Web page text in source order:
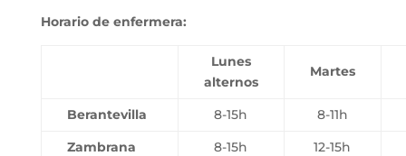
Horario de enfermera:
Lunes
alternos
Martes
Berantevilla 8-15h
8-11h
Zambrana
8-15h
12-15h